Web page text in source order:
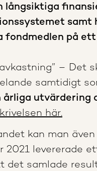
långsiktiga
fondmedlen på
– Det
samtidigt
årliga utvärdering
här.
kan man
2021 levererade
det samlade